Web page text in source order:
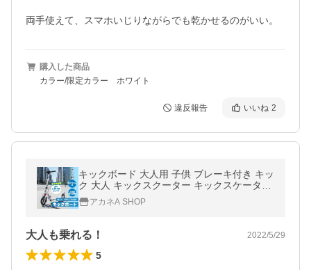
両手使えて、スマホいじりながらでも乾かせるのがいい。
購入した商品
カラー/限定カラー ホワイト
違反報告 いいね 2
キックボード 大人用 子供 ブレーキ付き キッ
ク 大人 キックスクーター キックスケーター
ビッグ キッズ 軽量 折り畳みキックボード か
っこいいキックボード
アカネA SHOP
大人も乗れる！ 2022/5/29
5